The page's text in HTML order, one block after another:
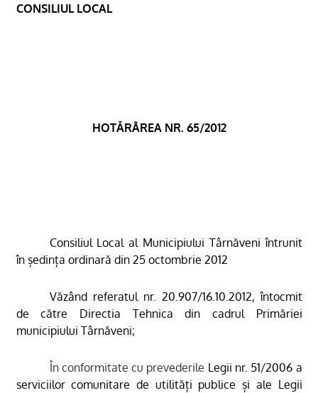
CONSILIUL LOCAL
HOTĂRÂREA NR. 65/2012
Consiliul Local al Municipiului Târnăveni întrunit
în ședința ordinară din 25 octombrie 2012
Văzând referatul nr. 20.907/16.10.2012, întocmit
de către Directia Tehnica din cadrul Primăriei
municipiului Târnăveni;
În conformitate cu prevederile Legii nr. 51/2006 a
serviciilor comunitare de utilități publice și ale Legii